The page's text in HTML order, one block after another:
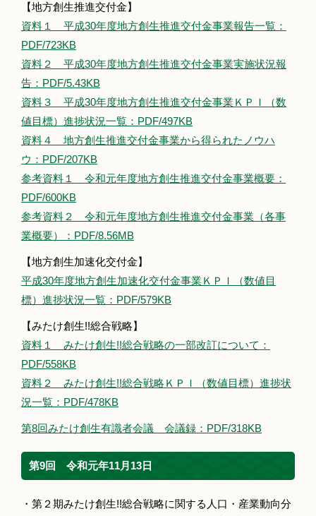
【地方創生推進交付金】
資料１ 平成30年度地方創生推進交付金事業報告一覧：
PDF/723KB
資料２ 平成30年度地方創生推進交付金事業実施状況報
告：PDF/5.43KB
資料３ 平成30年度地方創生推進交付金事業ＫＰＩ（数
値目標）進捗状況一覧：PDF/497KB
資料４ 地方創生推進交付金事業から得られたノウハ
ウ：PDF/207KB
参考資料１ 令和元年度地方創生推進交付金事業概要：
PDF/600KB
参考資料２ 令和元年度地方創生推進交付金事業（各事
業概要）：PDF/8.56MB
【地方創生加速化交付金】
平成30年度地方創生加速化交付金事業ＫＰＩ（数値目
標）進捗状況一覧：PDF/579KB
【みたけ創生!!総合戦略】
資料１ みたけ創生!!総合戦略の一部改訂について：
PDF/558KB
資料２ みたけ創生!!総合戦略ＫＰＩ（数値目標）進捗状
況一覧：PDF/478KB
第8回みたけ創生有識者会議 会議録：PDF/318KB
第9回 令和元年11月13日
・第２期みたけ創生!!総合戦略に関する人口・産業動向分